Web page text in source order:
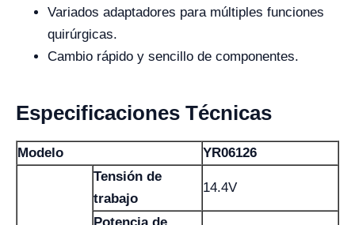
Variados adaptadores para múltiples funciones
quirúrgicas.
Cambio rápido y sencillo de componentes.
Especificaciones Técnicas
Modelo
YR06126
Tensión de
trabajo
14.4V